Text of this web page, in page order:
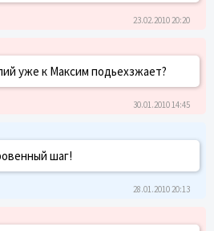
23.02.2010 20:20
уже к Максим подьехзжает?
30.01.2010 14:45
шаг!
28.01.2010 20:13